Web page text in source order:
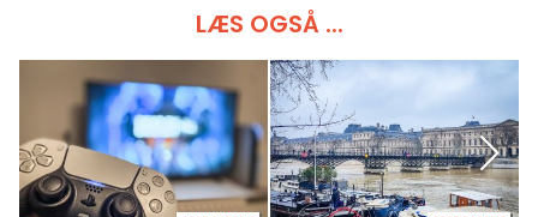
LÆS OGSÅ ...